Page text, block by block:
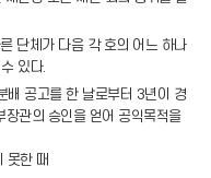
단체가 다음 각 호의 어느 하나
있다.
배 공고를 한 날로부터 3년이 경
장관의 승인을 얻어 공익목적을
못한 때